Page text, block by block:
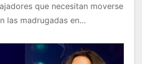
que necesitan moverse
las madrugadas en…